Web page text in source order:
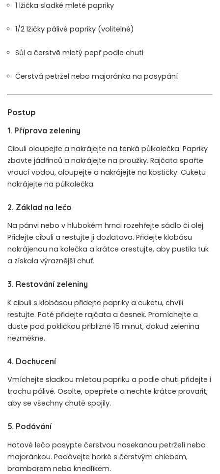
1 lžička sladké mleté papriky
1/2 lžičky pálivé papriky (volitelné)
Sůl a čerstvě mletý pepř podle chuti
Čerstvá petržel nebo majoránka na posypání
Postup
1. Příprava zeleniny
Cibuli oloupejte a nakrájejte na tenká půlkolečka. Papriky
zbavte jádřinců a nakrájejte na proužky. Rajčata spařte
vroucí vodou, oloupejte a nakrájejte na kostičky. Cuketu
nakrájejte na půlkolečka.
2. Základ na lečo
Na pánvi nebo v hlubokém hrnci rozehřejte sádlo či olej.
Přidejte cibuli a restujte ji dozlatova. Přidejte klobásu
nakrájenou na kolečka a krátce orestujte, aby pustila tuk
a získala výraznější chuť.
3. Restování zeleniny
K cibuli s klobásou přidejte papriky a cuketu, chvíli
restujte. Poté přidejte rajčata a česnek. Promíchejte a
duste pod pokličkou přibližně 15 minut, dokud zelenina
nezměkne.
4. Dochucení
Vmíchejte sladkou mletou papriku a podle chuti přidejte i
trochu pálivé. Osolte, opepřete a nechte krátce provařit,
aby se všechny chutě spojily.
5. Podávání
Hotové lečo posypte čerstvou nasekanou petrželí nebo
majoránkou. Podávejte horké s čerstvým chlebem,
bramborem nebo knedlíkem.